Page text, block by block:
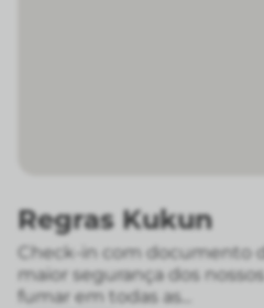
Regras Kukun
Check-in com documento
maior segurança dos
fumar em todas as...